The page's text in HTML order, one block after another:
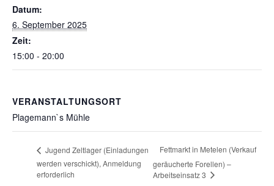
Datum:
6. September 2025
Zeit:
15:00 - 20:00
VERANSTALTUNGSORT
Plagemann`s Mühle
Jugend Zeltlager (Einladungen
werden verschickt), Anmeldung
erforderlich
Fettmarkt in Metelen (Verkauf
geräucherte Forellen) –
Arbeitseinsatz 3